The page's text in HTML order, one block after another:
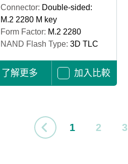
Connector: Double-sided:
M.2 2280 M key
Form Factor: M.2 2280
NAND Flash Type: 3D TLC
了解更多 加入比較
1 2 3